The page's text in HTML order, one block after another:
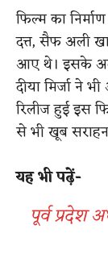
फिल्म का
दत्त, सैफ अली
आए थे। इसके
दीया मिर्जा ने
रिलीज हुई इस
से भी खूब
यह भी पढ़ें-
पूर्व प्रदेश